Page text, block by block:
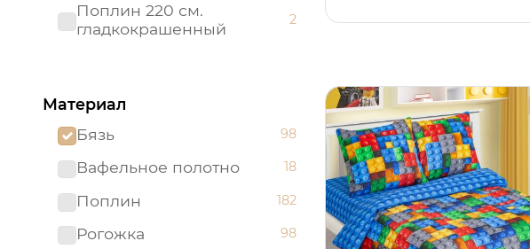
Поплин 220 см.
гладкокрашенный
2
Рогожка 150 см.
Сатин 220 см 19
Сатин 220 см.
гладкокрашенный
9
Материал
Бязь
98
Вафельное полотно 18
Поплин 182
Рогожка 98